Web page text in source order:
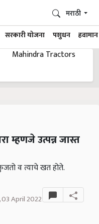
सरकारी योजना पशुधन हवामान
मराठी
म्हणजे उत्पन्न जास्त
व त्याचे खत होते.
April 2022